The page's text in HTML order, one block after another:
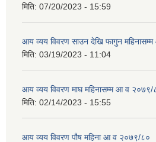
मिति: 07/20/2023 - 15:59
आय व्यय विवरण साउन देखि फागुन
मिति: 03/19/2023 - 11:04
आय व्यय विवरण माघ महिनासम्म आ व २०७९/
मिति: 02/14/2023 - 15:55
आय व्यय विवरण पौष महिना आ व २०७९/८०